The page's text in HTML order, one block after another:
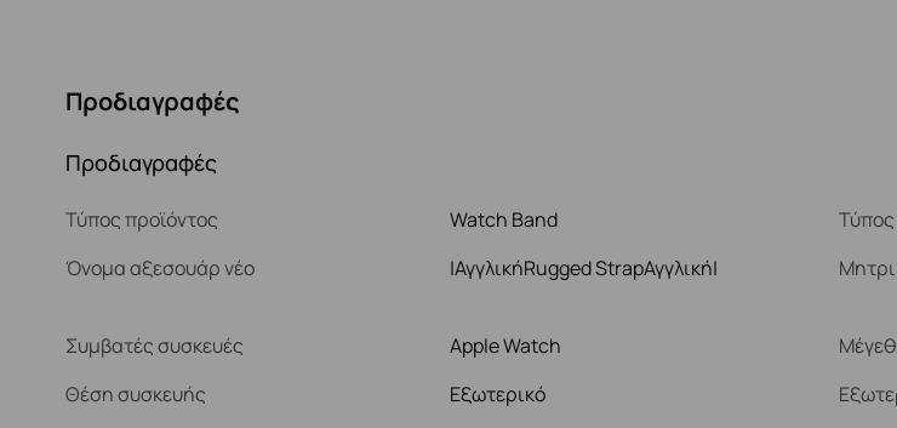
Προδιαγραφές
Προδιαγραφές
Τύπος προϊόντος Watch Band
Όνομα αξεσουάρ νέο
|ΑγγλικήRugged StrapΑγγλική|
Συμβατές συσκευές
Apple Watch
Θέση συσκευής
Εξωτερικό